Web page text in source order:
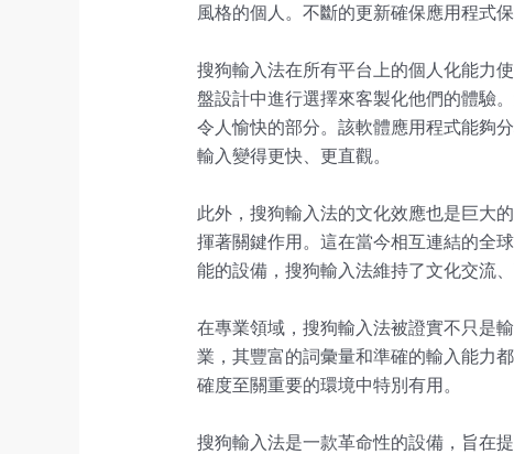
風格的個人。不斷的更新確保應用程式
搜狗輸入法在所有平台上的個人化能力
盤設計中進行選擇來客製化他們的體驗
令人愉快的部分。該軟體應用程式能夠
輸入變得更快、更直觀。
此外，搜狗輸入法的文化效應也是巨大
揮著關鍵作用。這在當今相互連結的全
能的設備，搜狗輸入法維持了文化交流
在專業領域，搜狗輸入法被證實不只是
業，其豐富的詞彙量和準確的輸入能力
確度至關重要的環境中特別有用。
搜狗輸入法是一款革命性的設備，旨在